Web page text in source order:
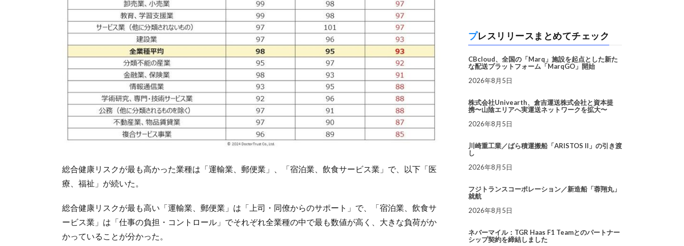
総合健康リスクが最も高かった業種は「運輸業、郵便業」、「宿泊業、飲食サービス業」で、以下「医
療、福祉」が続いた。
総合健康リスクが最も高い「運輸業、郵便業」は「上司・同僚からのサポート」で、「宿泊業、飲食サ
ービス業」は「仕事の負担・コントロール」でそれぞれ全業種の中で最も数値が高く、大きな負荷がか
かっていることが分かった。
プレスリリースまとめてチェック
CBcloud、全国の「Marq」施設を起点とした新た
な配送プラットフォーム「MarqGO」開始
2026年8月5日
株式会社Univearth、倉吉運送株式会社と資本提
携〜山陰エリアへ実運送ネットワークを拡大〜
2026年8月5日
川崎重工業／ばら積運搬船「ARISTOS II」の引き渡
し
2026年8月5日
フジトランスコーポレーション／新造船「蓉翔丸」
就航
2026年8月5日
ネバーマイル：TGR Haas F1 Teamとのパートナー
シップ契約を締結しました